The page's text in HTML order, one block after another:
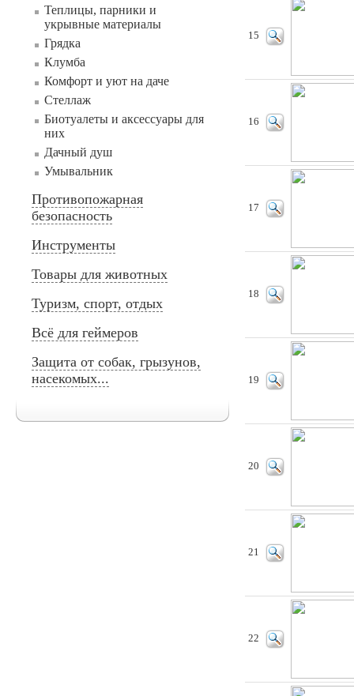
Теплицы, парники и
укрывные материалы
Грядка
Клумба
Комфорт и уют на даче
Стеллаж
Биотуалеты и аксессуары для
них
Дачный душ
Умывальник
Противопожарная
безопасность
Инструменты
Товары для животных
Туризм, спорт, отдых
Всё для геймеров
Защита от собак, грызунов,
насекомых...
15
16
17
18
19
20
21
22